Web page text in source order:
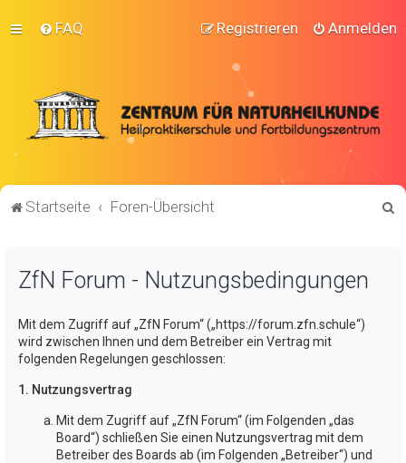
FAQ Anmelden
Registrieren
Startseite Foren-Übersicht
ZfN Forum - Nutzungsbedingungen
Mit dem Zugriff auf „ZfN Forum“ („https://forum.zfn.schule“)
wird zwischen Ihnen und dem Betreiber ein Vertrag mit
folgenden Regelungen geschlossen:
1. Nutzungsvertrag
Mit dem Zugriff auf „ZfN Forum“ (im Folgenden „das
Board“) schließen Sie einen Nutzungsvertrag mit dem
Betreiber des Boards ab (im Folgenden „Betreiber“) und